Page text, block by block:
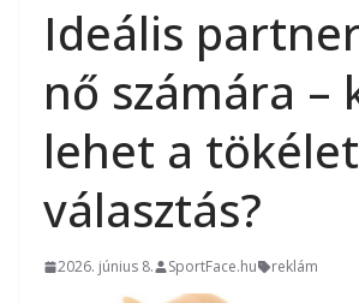
Ideális
nő számára –
lehet a
választás?
2026. június 8. SportFace.hu reklám